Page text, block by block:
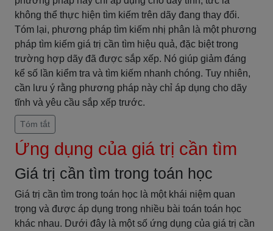
không thể thực hiện tìm kiếm trên dãy đang thay đổi.
Tóm lại, phương pháp tìm kiếm nhị phân là một phương
pháp tìm kiếm giá trị cần tìm hiệu quả, đặc biệt trong
trường hợp dãy đã được sắp xếp. Nó giúp giảm đáng
kể số lần kiểm tra và tìm kiếm nhanh chóng. Tuy nhiên,
cần lưu ý rằng phương pháp này chỉ áp dụng cho dãy
tĩnh và yêu cầu sắp xếp trước.
Tóm tắt
Ứng dụng của giá trị cần tìm
Giá trị cần tìm trong toán học
Giá trị cần tìm trong toán học là một khái niệm quan
trọng và được áp dụng trong nhiều bài toán toán học
khác nhau. Dưới đây là một số ứng dụng của giá trị cần